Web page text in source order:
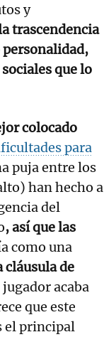
y
trascendencia
que lo
colocado
para
puja entre los
han hecho a
del
, así que las
como una
cláusula de
jugador acaba
que este
el principal